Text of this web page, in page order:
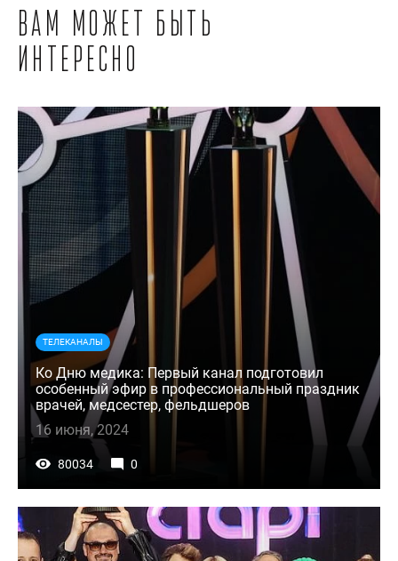
Вам может быть
интересно
ТЕЛЕКАНАЛЫ
Ко Дню медика: Первый канал подготовил
особенный эфир в профессиональный праздник
врачей, медсестер, фельдшеров
16 июня, 2024
80034 0